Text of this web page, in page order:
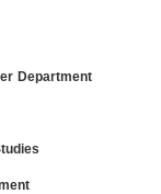
Department